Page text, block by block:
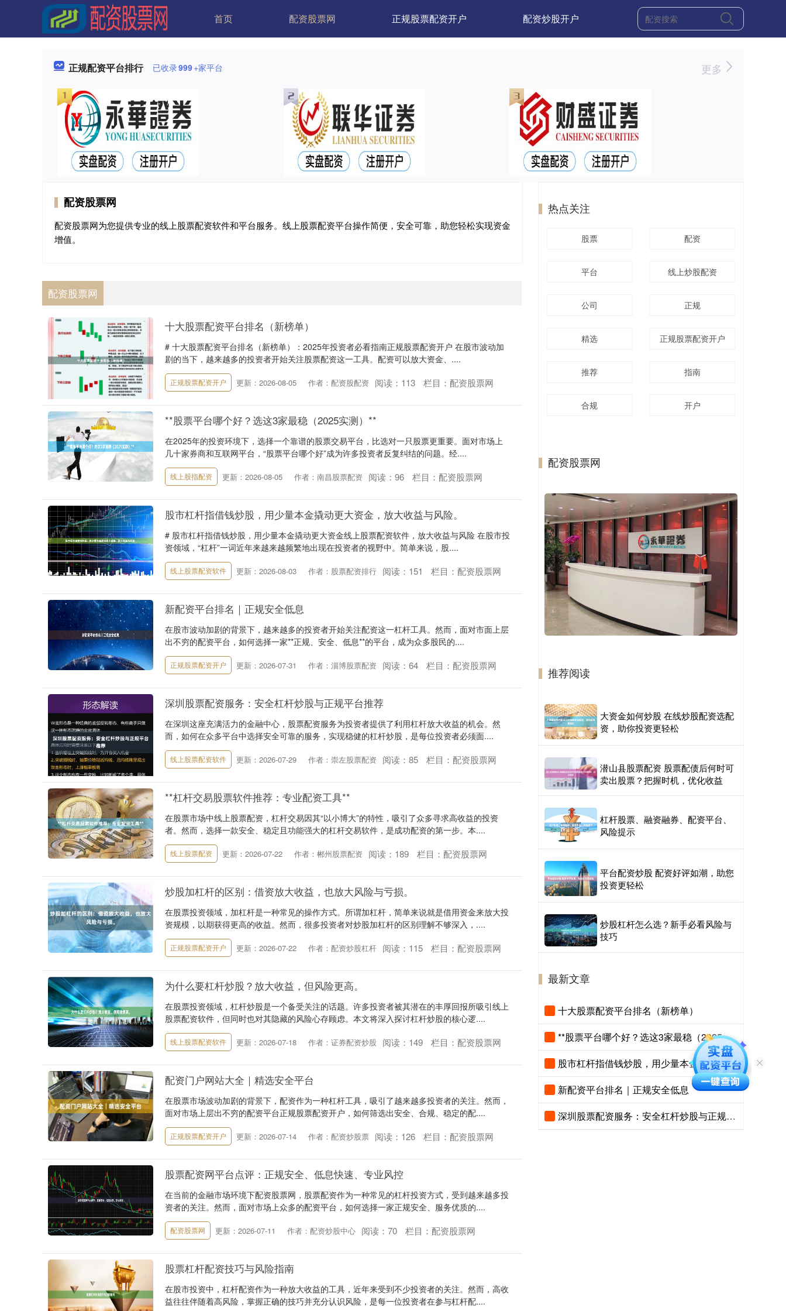
首页 配资股票网 正规股票配资开户 配资炒股开户
正规配资平台排行 已收录999+家平台 更多
配资股票网
配资股票网为您提供专业的线上股票配资软件和平台服务。线上股票配资平台操作简便，安全可靠，助您轻松实现资金
增值。
配资股票网
十大股票配资平台排名（新榜单）
# 十大股票配资平台排名（新榜单）：2025年投资者必看指南正规股票配资开户 在股市波动加
剧的当下，越来越多的投资者开始关注股票配资这一工具。配资可以放大资金、....
正规股票配资开户 更新：2026-08-05 作者：配资股配资 阅读： 113 栏目： 配资股票网
**股票平台哪个好？选这3家最稳（2025实测）**
在2025年的投资环境下，选择一个靠谱的股票交易平台，比选对一只股票更重要。面对市场上
几十家券商和互联网平台，“股票平台哪个好”成为许多投资者反复纠结的问题。经....
线上股指配资 更新：2026-08-05 作者：南昌股票配资 阅读： 96 栏目： 配资股票网
股市杠杆指借钱炒股，用少量本金撬动更大资金，放大收益与风险。
# 股市杠杆指借钱炒股，用少量本金撬动更大资金线上股票配资软件，放大收益与风险 在股市投
资领域，“杠杆”一词近年来越来越频繁地出现在投资者的视野中。简单来说，股....
线上股票配资软件 更新：2026-08-03 作者：股票配资排行 阅读： 151 栏目： 配资股票网
新配资平台排名｜正规安全低息
在股市波动加剧的背景下，越来越多的投资者开始关注配资这一杠杆工具。然而，面对市面上层
出不穷的配资平台，如何选择一家**正规、安全、低息**的平台，成为众多股民的....
正规股票配资开户 更新：2026-07-31 作者：淄博股票配资 阅读： 64 栏目： 配资股票网
深圳股票配资服务：安全杠杆炒股与正规平台推荐
在深圳这座充满活力的金融中心，股票配资服务为投资者提供了利用杠杆放大收益的机会。然
而，如何在众多平台中选择安全可靠的服务，实现稳健的杠杆炒股，是每位投资者必须面....
线上股票配资软件 更新：2026-07-29 作者：崇左股票配资 阅读： 85 栏目： 配资股票网
**杠杆交易股票软件推荐：专业配资工具**
在股票市场中线上股票配资，杠杆交易因其“以小博大”的特性，吸引了众多寻求高收益的投资
者。然而，选择一款安全、稳定且功能强大的杠杆交易软件，是成功配资的第一步。本....
线上股票配资 更新：2026-07-22 作者：郴州股票配资 阅读： 189 栏目： 配资股票网
炒股加杠杆的区别：借资放大收益，也放大风险与亏损。
在股票投资领域，加杠杆是一种常见的操作方式。所谓加杠杆，简单来说就是借用资金来放大投
资规模，以期获得更高的收益。然而，很多投资者对炒股加杠杆的区别理解不够深入，....
正规股票配资开户 更新：2026-07-22 作者：配资炒股杠杆 阅读： 115 栏目： 配资股票网
为什么要杠杆炒股？放大收益，但风险更高。
在股票投资领域，杠杆炒股是一个备受关注的话题。许多投资者被其潜在的丰厚回报所吸引线上
股票配资软件，但同时也对其隐藏的风险心存顾虑。本文将深入探讨杠杆炒股的核心逻....
线上股票配资软件 更新：2026-07-18 作者：证券配资炒股 阅读： 149 栏目： 配资股票网
配资门户网站大全｜精选安全平台
在股票市场波动加剧的背景下，配资作为一种杠杆工具，吸引了越来越多投资者的关注。然而，
面对市场上层出不穷的配资平台正规股票配资开户，如何筛选出安全、合规、稳定的配....
正规股票配资开户 更新：2026-07-14 作者：配资炒股票 阅读： 126 栏目： 配资股票网
股票配资网平台点评：正规安全、低息快速、专业风控
在当前的金融市场环境下配资股票网，股票配资作为一种常见的杠杆投资方式，受到越来越多投
资者的关注。然而，面对市场上众多的配资平台，如何选择一家正规安全、服务优质的....
配资股票网 更新：2026-07-11 作者：配资炒股中心 阅读： 70 栏目： 配资股票网
股票杠杆配资技巧与风险指南
在股市投资中，杠杆配资作为一种放大收益的工具，近年来受到不少投资者的关注。然而，高收
益往往伴随着高风险，掌握正确的技巧并充分认识风险，是每一位投资者在参与杠杆配....
热点关注
股票 配资
平台 线上炒股配资
公司 正规
精选 正规股票配资开户
推荐 指南
合规 开户
配资股票网
推荐阅读
大资金如何炒股 在线炒股配资选配
资，助你投资更轻松
潜山县股票配资 股票配债后何时可
卖出股票？把握时机，优化收益
杠杆股票、融资融券、配资平台、
风险提示
平台配资炒股 配资好评如潮，助您
投资更轻松
炒股杠杆怎么选？新手必看风险与
技巧
最新文章
十大股票配资平台排名（新榜单）
**股票平台哪个好？选这3家最稳（2025实测）**
股市杠杆指借钱炒股，用少量本金撬动更大资金，放大收益与风险。
新配资平台排名｜正规安全低息
深圳股票配资服务：安全杠杆炒股与正规平台推荐